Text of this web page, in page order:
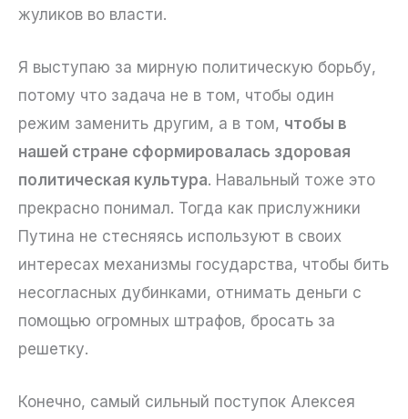
жуликов во власти.
Я выступаю за мирную политическую борьбу,
потому что задача не в том, чтобы один
режим заменить другим, а в том, чтобы в
нашей стране сформировалась здоровая
политическая культура. Навальный тоже это
прекрасно понимал. Тогда как прислужники
Путина не стесняясь используют в своих
интересах механизмы государства, чтобы бить
несогласных дубинками, отнимать деньги с
помощью огромных штрафов, бросать за
решетку.
Конечно, самый сильный поступок Алексея